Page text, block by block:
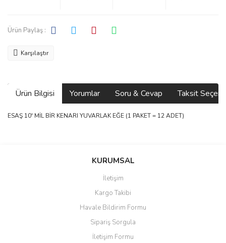
Ürün Paylaş :
Karşılaştır
Ürün Bilgisi Yorumlar Soru & Cevap Taksit
ESAŞ 10' MİL BİR KENARI YUVARLAK EĞE (1 PAKET = 12 ADET)
Bu ürüne ilk yorumu siz yapın!
Ürün hakkında henüz soru sorulmamış.
Ürün resmi kalitesiz, bozuk veya görüntülenemiyor.
Ürün açıklamasında eksik bilgiler bulunuyor.
Ürün bilgilerinde hatalar bulunuyor.
Ürün fiyatı diğer sitelerden daha pahalı.
KURUMSAL
İletişim
Kargo Takibi
Havale Bildirim Formu
Sipariş Sorgula
İletişim Formu